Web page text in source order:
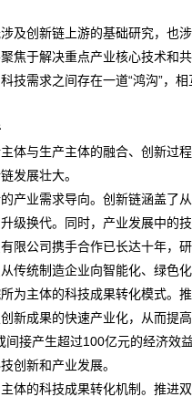
及创新链上游的基础研究，也
焦于解决重点产业核心技术和
技需求之间存在一道“鸿沟”，
体与生产主体的融合、创新过
发展壮大。
产业需求导向。创新链涵盖了
级换代。同时，产业发展中的
限公司携手合作已长达十年，
传统制造企业向智能化、绿色
为主体的科技成果转化模式。
新成果的快速产业化，从而提
接产生超过100亿元的经济效
创新和产业发展。
体的科技成果转化机制。推进